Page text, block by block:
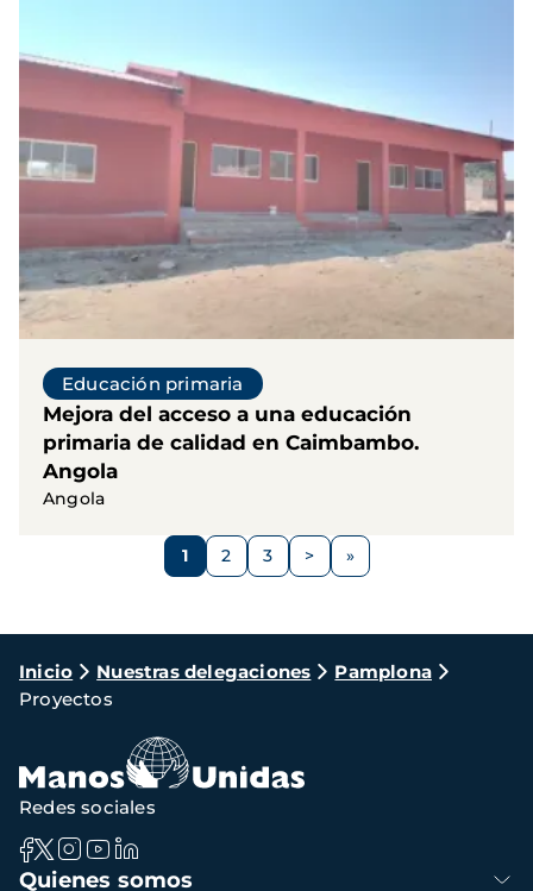
Educación primaria
Mejora del acceso a una educación
primaria de calidad en Caimbambo.
Angola
Angola
Página
1 Página
2 Página
3
Siguiente
>
Ruta
de
navegación
Inicio Nuestras delegaciones
Pamplona
Proyectos
Navegación
Quienes somos
Redes sociales